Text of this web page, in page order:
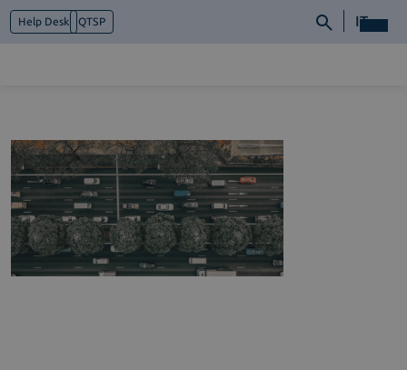
Help Desk QTSP IT
Cosa facciamo
Piattaforme
Industry
News e Media
Contattaci